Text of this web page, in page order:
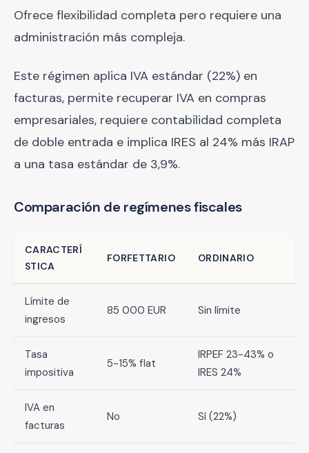
Ofrece flexibilidad completa pero requiere una
administración más compleja.
Este régimen aplica IVA estándar (22%) en
facturas, permite recuperar IVA en compras
empresariales, requiere contabilidad completa
de doble entrada e implica IRES al 24% más IRAP
a una tasa estándar de 3,9%.
Comparación de regímenes fiscales
CARACTERÍ
STICA
FORFETTARIO ORDINARIO
Límite de
ingresos
85 000 EUR Sin límite
Tasa
impositiva
5-15% flat
IRPEF 23-43% o
IRES 24%
IVA en
facturas
No Sí (22%)